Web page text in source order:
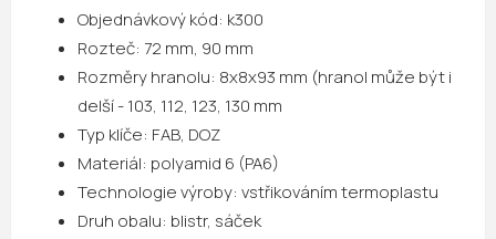
Objednávkový kód: k300
Rozteč: 72 mm, 90 mm
Rozměry hranolu: 8x8x93 mm (hranol může být i
delší - 103, 112, 123, 130 mm
Typ klíče: FAB, DOZ
Materiál: polyamid 6 (PA6)
Technologie výroby: vstřikováním termoplastu
Druh obalu: blistr, sáček